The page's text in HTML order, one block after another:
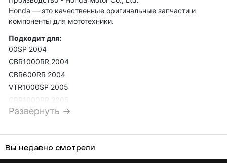
Honda — это качественные оригинальные запчасти и
компоненты для мототехники.
Подходит для:
00SP 2004
CBR1000RR 2004
CBR600RR 2004
VTR1000SP 2005
CBR600RR 2005
CBR600RR 2006
Развернуть →
Вы недавно смотрели